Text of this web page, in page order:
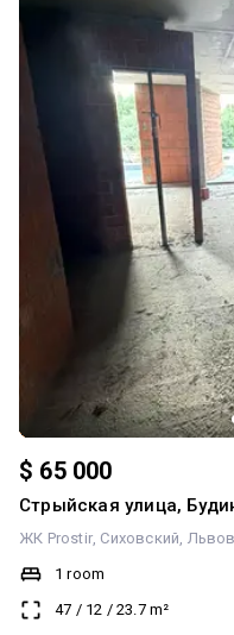
підключені всі комунікації,
проживання – під комерцію
під оренду або перепродаж
$ 65 000
Стрыйская улица,
ЖК Prostir Сиховский Львов
1 room
47 / 12 / 23.7m²